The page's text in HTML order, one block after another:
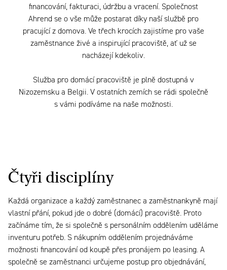
financování, fakturaci, údržbu a vracení. Společnost
Ahrend se o vše může postarat díky naší službě pro
pracující z domova. Ve třech krocích zajistíme pro vaše
zaměstnance živé a inspirující pracoviště, ať už se
nacházejí kdekoliv.
Služba pro domácí pracoviště je plně dostupná v
Nizozemsku a Belgii. V ostatních zemích se rádi společně
s vámi podíváme na naše možnosti.
Čtyři disciplíny
Každá organizace a každý zaměstnanec a zaměstnankyně mají
vlastní přání, pokud jde o dobré (domácí) pracoviště. Proto
začínáme tím, že si společně s personálním oddělením uděláme
inventuru potřeb. S nákupním oddělením projednáváme
možnosti financování od koupě přes pronájem po leasing. A
společně se zaměstnanci určujeme postup pro objednávání,